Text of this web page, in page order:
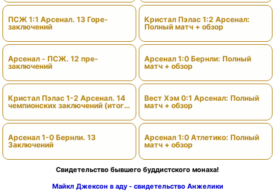
ПСЖ 1:1 Арсенал. 13 Горе-
заключений
Арсенал - ПСЖ. 12 пре-
заключений
Кристал Пэлас 1-2 Арсенал. 14
чемпионских заключений (итоги
Арсенал 1-0 Бернли. 13
Заключений
Кристал Пэлас 1:2 Арсенал:
Полный матч + обзор
Арсенал 1:0 Бернли: Полный
матч + обзор
Вест Хэм 0:1 Арсенал: Полный
матч + обзор
Арсенал 1:0 Атлетико: Полный
матч + обзор
Свидетельство бывшего буддистского монаха!
Майкл Джексон в аду - свидетельство Анжелики